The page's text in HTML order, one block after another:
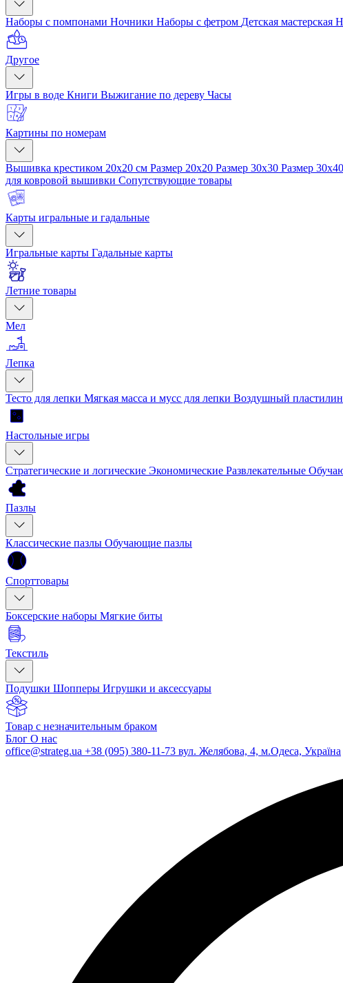
Наборы с помпонами Ночники Наборы с фетром Детская мастерская
Другое
Игры в воде Книги Выжигание по дереву Часы
Картины по номерам
Вышивка крестиком 20x20 см Размер 20x20 Размер 30x30 Размер 30x40
для ковровой вышивки Сопутствующие товары
Карты игральные и гадальные
Игральные карты Гадальные карты
Летние товары
Мел
Лепка
Тесто для лепки Мягкая масса и мусс для лепки Воздушный пластилин
Настольные игры
Стратегические и логические Экономические Развлекательные
Пазлы
Классические пазлы Обучающие пазлы
Спорттовары
Боксерские наборы Мягкие биты
Текстиль
Подушки Шопперы Игрушки и аксессуары
Товар с незначительным браком
Блог О нас
office@strateg.ua +38 (095) 380-11-73 вул. Желябова, 4, м.Одеса, Україна